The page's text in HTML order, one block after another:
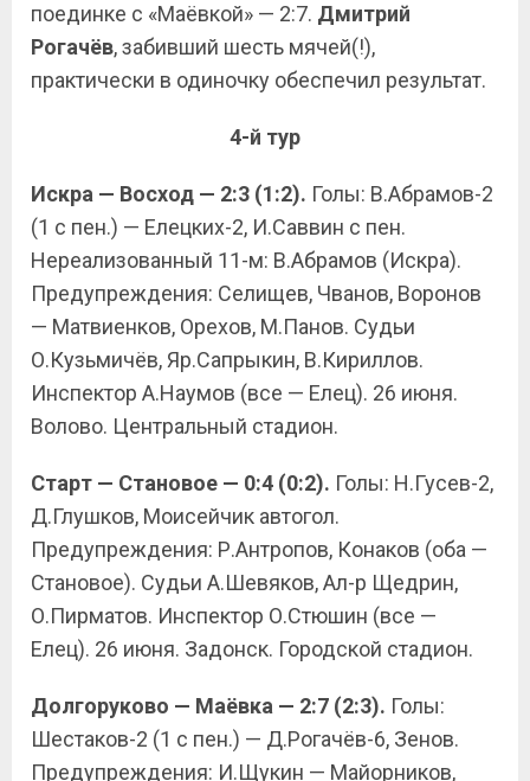
поединке с «Маёвкой» — 2:7. Дмитрий
Рогачёв, забивший шесть мячей(!),
практически в одиночку обеспечил результат.
4-й тур
Искра — Восход — 2:3 (1:2). Голы: В.Абрамов-2
(1 с пен.) — Елецких-2, И.Саввин с пен.
Нереализованный 11-м: В.Абрамов (Искра).
Предупреждения: Селищев, Чванов, Воронов
— Матвиенков, Орехов, М.Панов. Судьи
О.Кузьмичёв, Яр.Сапрыкин, В.Кириллов.
Инспектор А.Наумов (все — Елец). 26 июня.
Волово. Центральный стадион.
Старт — Становое — 0:4 (0:2). Голы: Н.Гусев-2,
Д.Глушков, Моисейчик автогол.
Предупреждения: Р.Антропов, Конаков (оба —
Становое). Судьи А.Шевяков, Ал-р Щедрин,
О.Пирматов. Инспектор О.Стюшин (все —
Елец). 26 июня. Задонск. Городской стадион.
Долгоруково — Маёвка — 2:7 (2:3). Голы:
Шестаков-2 (1 с пен.) — Д.Рогачёв-6, Зенов.
Предупреждения: И.Щукин — Майорников,